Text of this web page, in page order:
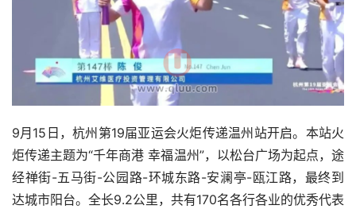
9月15日，杭州第19届亚运会火炬传递温州站开启。本站火
炬传递主题为“千年商港 幸福温州”，以松台广场为起点，途
经禅街-五马街-公园路-环城东路-安澜亭-瓯江路，最终到
达城市阳台。全长9.2公里，共有170名各行各业的优秀代表